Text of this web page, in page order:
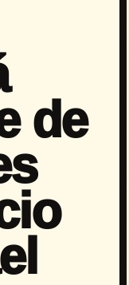
de